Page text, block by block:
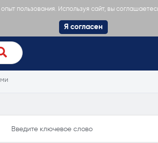
пользования. Используя сайт, вы
Я согласен